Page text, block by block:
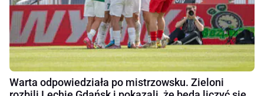
Warta odpowiedziała po mistrzowsku. Zieloni